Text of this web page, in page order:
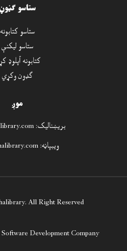
ستاسو ګڼوڼ
ستاسو کتابونه
ستاسو ليکنې
کتابونه آپلوډ
ګډون وکړي
موږ
بريښناليک:
ويبپاڼه:
. All Right Reserved.
Development Company